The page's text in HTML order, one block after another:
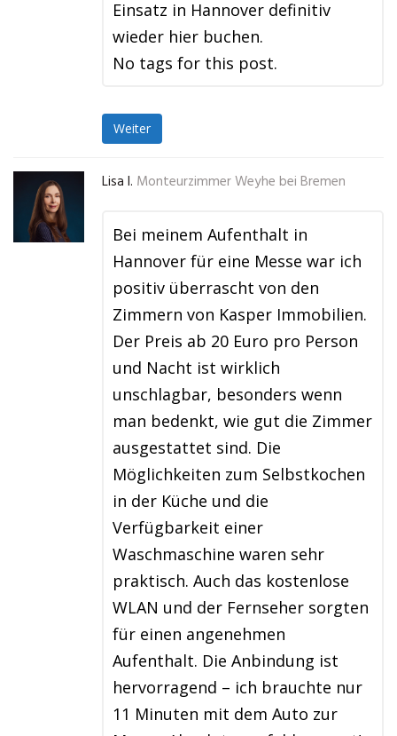
Einsatz in Hannover definitiv
wieder hier buchen.
No tags for this post.
Weiter
Lisa I. Monteurzimmer Weyhe bei Bremen
Bei meinem Aufenthalt in
Hannover für eine Messe war ich
positiv überrascht von den
Zimmern von Kasper Immobilien.
Der Preis ab 20 Euro pro Person
und Nacht ist wirklich
unschlagbar, besonders wenn
man bedenkt, wie gut die Zimmer
ausgestattet sind. Die
Möglichkeiten zum Selbstkochen
in der Küche und die
Verfügbarkeit einer
Waschmaschine waren sehr
praktisch. Auch das kostenlose
WLAN und der Fernseher sorgten
für einen angenehmen
Aufenthalt. Die Anbindung ist
hervorragend – ich brauchte nur
11 Minuten mit dem Auto zur